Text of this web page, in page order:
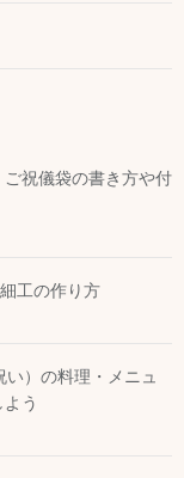
祝儀袋の書き方や付
工の作り方
い）の料理・メニュ
う